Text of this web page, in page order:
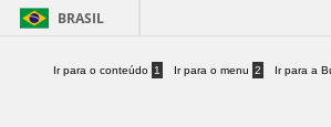
BRASIL
Ir para o conteúdo 1 Ir para o menu 2 Ir para a